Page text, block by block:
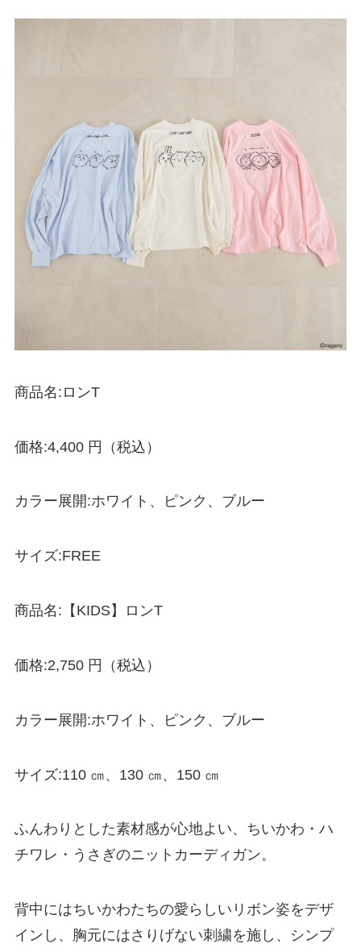
商品名:ロンT
価格:4,400 円（税込）
カラー展開:ホワイト、ピンク、ブルー
サイズ:FREE
商品名:【KIDS】ロンT
価格:2,750 円（税込）
カラー展開:ホワイト、ピンク、ブルー
サイズ:110 ㎝、130 ㎝、150 ㎝
ふんわりとした素材感が心地よい、ちいかわ・ハ
チワレ・うさぎのニットカーディガン。
背中にはちいかわたちの愛らしいリボン姿をデザ
インし、胸元にはさりげない刺繍を施し、シンプ